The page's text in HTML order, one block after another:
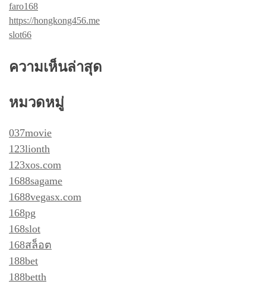
faro168
https://hongkong456.me
slot66
ความเห็นล่าสุด
หมวดหมู่
037movie
123lionth
123xos.com
1688sagame
1688vegasx.com
168pg
168slot
168สล็อต
188bet
188betth